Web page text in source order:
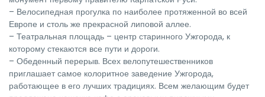
– Велосипедная прогулка по наиболее протяженной во всей
Европе и столь же прекрасной липовой аллее.
– Театральная площадь – центр старинного Ужгорода, к
которому стекаются все пути и дороги.
– Обеденный перерыв. Всех велопутешественников
приглашает самое колоритное заведение Ужгорода,
работающее в его лучших традициях. Всем желающим будет